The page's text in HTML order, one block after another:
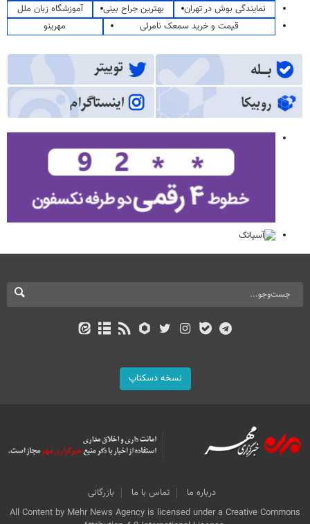
نمایندگی بوش در تهران
بهترین جراح بینی
آموزشگاه زبان ملل
قیمت و خرید سمعک نامرئی
مهرینو
نسخه دسکتاپ
درباره ما تماس با ما
بازرگانی
All Content by Mehr News Agency is licensed under a Creative Commons